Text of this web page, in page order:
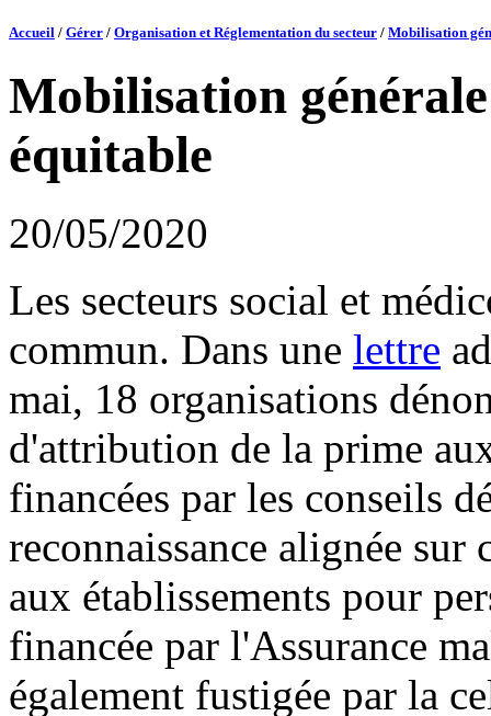
Accueil / Gérer / Organisation et Réglementation du secteur / Mobilisation
Mobilisation
équitable
20/05/2020
Les secteurs social et
commun. Dans une lettre
mai, 18 organisations
d'attribution de la prime
financées par les conseils
reconnaissance alignée
aux établissements pour
financée par l'Assurance
également fustigée par la